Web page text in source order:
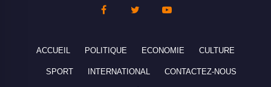
ACCUEIL POLITIQUE ECONOMIE CULTURE
SPORT INTERNATIONAL CONTACTEZ-NOUS